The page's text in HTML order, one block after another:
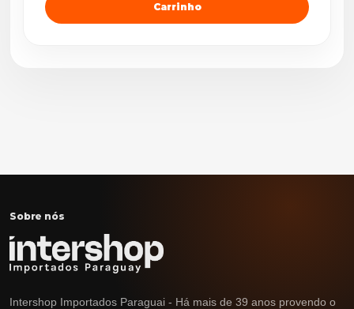
Carrinho
Sobre nós
Intershop Importados Paraguai - Há mais de 39 anos provendo o